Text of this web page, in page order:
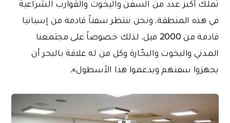
تملك أكبر عدد من السفن واليخوت والقوارب الشراعية
في هذه المنطقة. ونحن ننتظر سفناً قادمة من إسبانيا
قادمة من 2000 ميل. لذلك خصوصاً على مجتمعنا
المدني واليخوت والبحّارة وكل من له علاقة بالبحر أن
يجهزوا سفنهم ويدعموا هذا الأسطول».